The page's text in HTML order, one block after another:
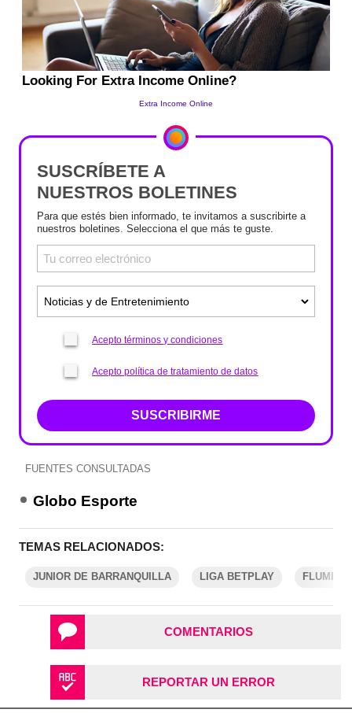
SUSCRÍBETE A
NUESTROS BOLETINES
Para que estés bien informado, te invitamos a suscribirte a
nuestros boletines. Selecciona el que más te guste.
Acepto términos y condiciones
Acepto política de tratamiento de datos
SUSCRIBIRME
FUENTES CONSULTADAS
Globo Esporte
TEMAS RELACIONADOS:
JUNIOR DE BARRANQUILLA LIGA BETPLAY
COMENTARIOS
REPORTAR UN ERROR